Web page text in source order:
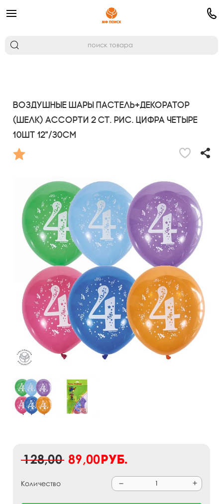
Воздушные шары Пастель+Декоратор
(шелк) ассорти 2 ст. рис. Цифра Четыре
10шт 12"/30см
128,00 89,00руб.
Количество